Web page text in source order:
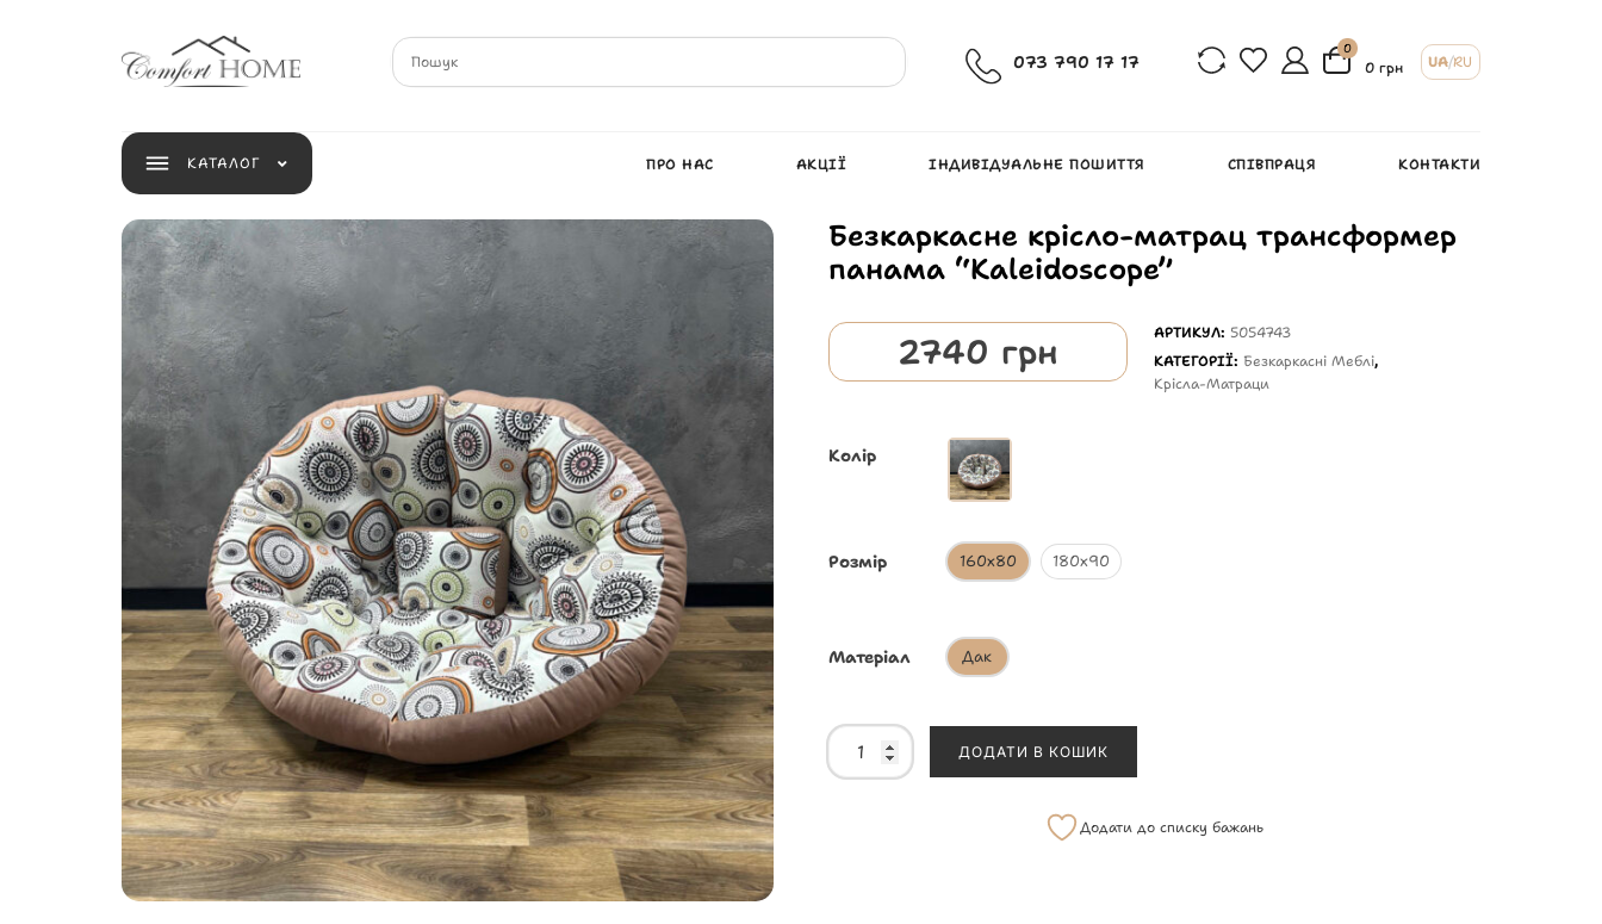
073 790 17 17
0
0 грн UA/RU
КАТАЛОГ ПРО НАС АКЦІЇ ІНДИВІДУАЛЬНЕ ПОШИТТЯ СПІВПРАЦЯ КОНТАКТИ
Безкаркасне крісло-матрац трансформер
панама “Kaleidoscope”
2740 грн АРТИКУЛ: 5054743
КАТЕГОРІЇ: Безкаркасні Меблі,
Крісла-Матраци
Колір
Розмір 160х80 180x90
Матеріал Дак
ДОДАТИ В КОШИК
Додати до списку бажань